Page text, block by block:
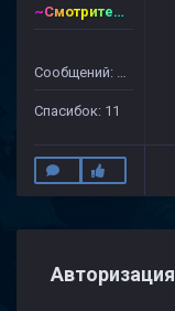
~Смотритель~CSDM ©
Сообщений: 65
Спасибок: 11
Авторизация